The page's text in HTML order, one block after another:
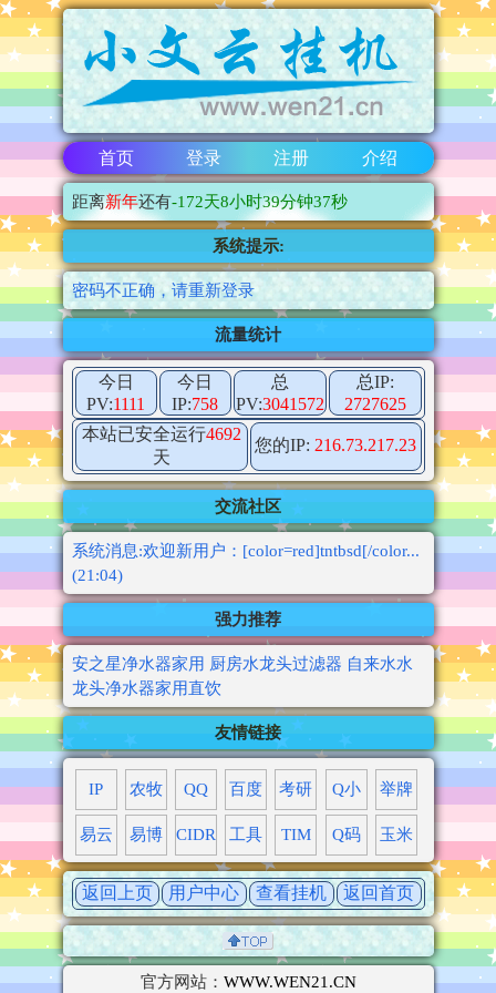
首页 登录 注册 介绍
距离新年还有-172天8小时39分钟36秒
系统提示:
密码不正确，请重新登录
流量统计
今日
PV:1111
今日
IP:758
总
PV:3041572
总IP:
2727625
本站已安全运行4692
天
您的IP: 216.73.217.23
交流社区
系统消息:欢迎新用户：[color=red]tntbsd[/color...
(21:04)
强力推荐
安之星净水器家用 厨房水龙头过滤器 自来水水
龙头净水器家用直饮
友情链接
IP 农牧 QQ 百度 考研 Q小 举牌
易云 易博 CIDR 工具 TIM Q码 玉米
返回上页 用户中心 查看挂机 返回首页
官方网站： WWW.WEN21.CN